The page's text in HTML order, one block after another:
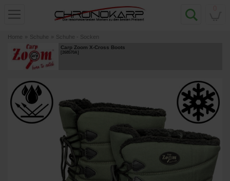
Home » Schuhe » Schuhe - Socken
Carp Zoom X-Cross Boots
[268570A]